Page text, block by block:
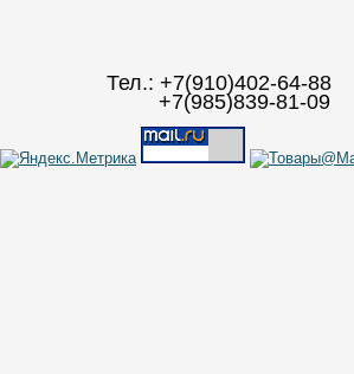
Тел.: +7(910)402-64-88
+7(985)839-81-09